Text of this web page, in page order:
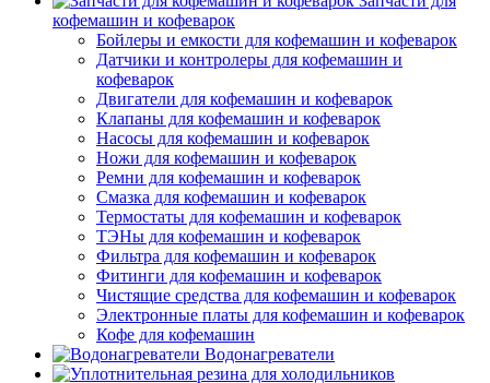
кофемашин и кофеварок
Бойлеры и емкости для кофемашин и кофеварок
Датчики и контролеры для кофемашин и
кофеварок
Двигатели для кофемашин и кофеварок
Клапаны для кофемашин и кофеварок
Насосы для кофемашин и кофеварок
Ножи для кофемашин и кофеварок
Ремни для кофемашин и кофеварок
Смазка для кофемашин и кофеварок
Термостаты для кофемашин и кофеварок
ТЭНы для кофемашин и кофеварок
Фильтра для кофемашин и кофеварок
Фитинги для кофемашин и кофеварок
Чистящие средства для кофемашин и кофеварок
Электронные платы для кофемашин и кофеварок
Кофе для кофемашин
Водонагреватели